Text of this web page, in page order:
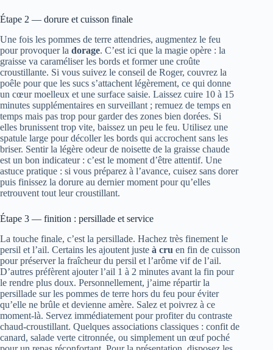
Étape 2 — dorure et cuisson finale
Une fois les pommes de terre attendries, augmentez le feu
pour provoquer la dorage. C’est ici que la magie opère : la
graisse va caraméliser les bords et former une croûte
croustillante. Si vous suivez le conseil de Roger, couvrez la
poêle pour que les sucs s’attachent légèrement, ce qui donne
un cœur moelleux et une surface saisie. Laissez cuire 10 à 15
minutes supplémentaires en surveillant ; remuez de temps en
temps mais pas trop pour garder des zones bien dorées. Si
elles brunissent trop vite, baissez un peu le feu. Utilisez une
spatule large pour décoller les bords qui accrochent sans les
briser. Sentir la légère odeur de noisette de la graisse chaude
est un bon indicateur : c’est le moment d’être attentif. Une
astuce pratique : si vous préparez à l’avance, cuisez sans dorer
puis finissez la dorure au dernier moment pour qu’elles
retrouvent tout leur croustillant.
Étape 3 — finition : persillade et service
La touche finale, c’est la persillade. Hachez très finement le
persil et l’ail. Certains les ajoutent juste à cru en fin de cuisson
pour préserver la fraîcheur du persil et l’arôme vif de l’ail.
D’autres préfèrent ajouter l’ail 1 à 2 minutes avant la fin pour
le rendre plus doux. Personnellement, j’aime répartir la
persillade sur les pommes de terre hors du feu pour éviter
qu’elle ne brûle et devienne amère. Salez et poivrez à ce
moment-là. Servez immédiatement pour profiter du contraste
chaud-croustillant. Quelques associations classiques : confit de
canard, salade verte citronnée, ou simplement un œuf poché